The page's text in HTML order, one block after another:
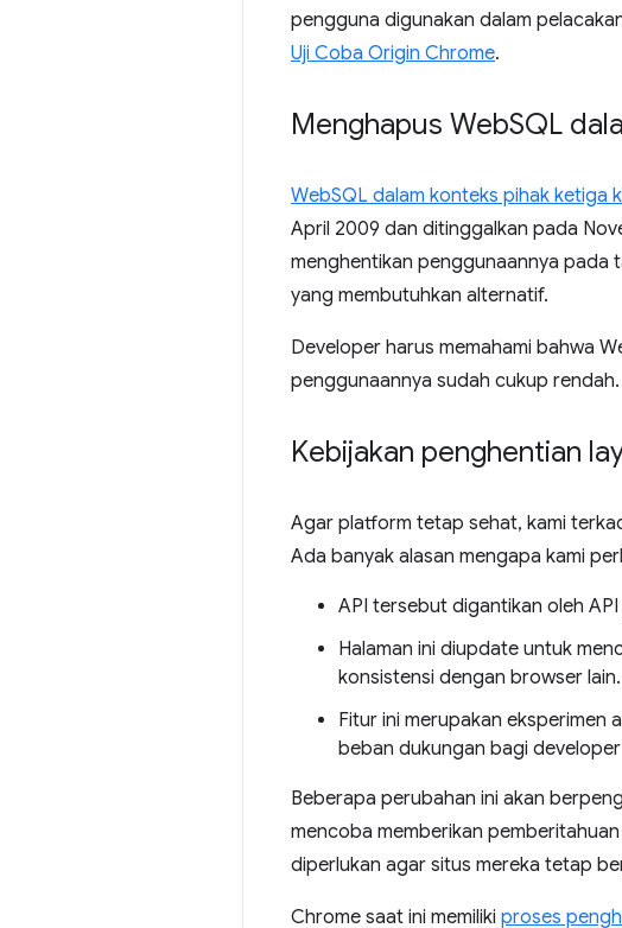
pengguna digunakan dalam
Uji Coba Origin Chrome.
Menghapus WebSQL
WebSQL dalam konteks pihak ketiga
April 2009 dan ditinggalkan pada
menghentikan penggunaannya pada
yang membutuhkan alternatif.
Developer harus memahami bahwa
penggunaannya sudah cukup rendah.
Kebijakan penghentian
Agar platform tetap sehat, kami
Ada banyak alasan mengapa kami
API tersebut digantikan oleh
Halaman ini diupdate untuk
konsistensi dengan browser lain.
Fitur ini merupakan eksperimen
beban dukungan bagi
Beberapa perubahan ini akan
mencoba memberikan
diperlukan agar situs mereka tetap
Chrome saat ini memiliki proses